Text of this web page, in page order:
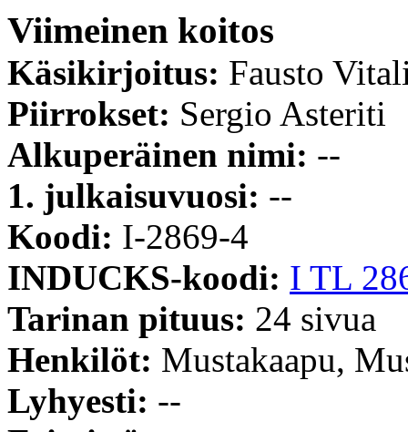
Viimeinen koitos
Käsikirjoitus: Fausto
Piirrokset: Sergio Asteriti
Alkuperäinen nimi: --
1. julkaisuvuosi: --
Koodi: I-2869-4
INDUCKS-koodi: I TL
Tarinan pituus: 24 sivua
Henkilöt: Mustakaapu,
Lyhyesti: --